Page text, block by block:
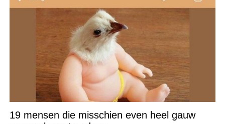
19 mensen die misschien even heel gauw